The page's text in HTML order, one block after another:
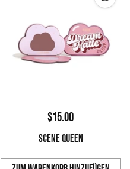
$15.00
SCENE QUEEN